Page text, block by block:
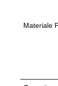
Materiale